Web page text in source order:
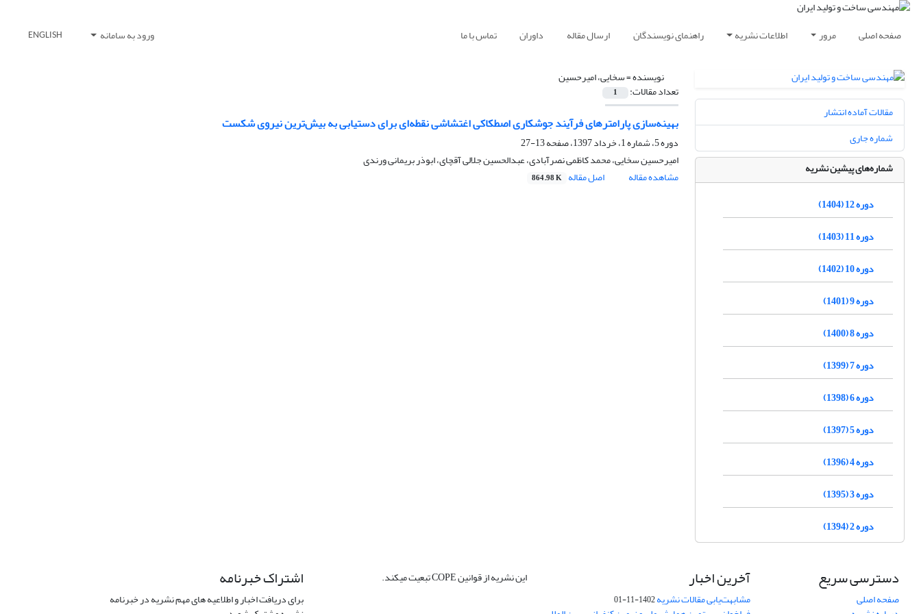
صفحه اصلی مرور اطلاعات نشریه راهنمای نویسندگان ارسال مقاله داوران تماس با ما ورود به سامانه ENGLISH
نویسنده =سخایی، امیرحسین
تعداد مقالات: 1
بهینه‌سازی پارامترهای فرآیند جوشکاری اصطکاکی اغتشاشی نقطه‌ای برای دستیابی به بیش‌ترین نیروی شکست
دوره 5، شماره 1، خرداد 1397، صفحه
13-27
امیرحسین سخایی، محمد کاظمی نصرآبادی، عبدالحسین جلالی آقچای، ابوذر بریمانی ورندی
مشاهده مقاله
اصل مقاله 864.98 K
مقالات آماده انتشار
شماره جاری
شماره‌های پیشین نشریه
دوره 12 (1404)
دوره 11 (1403)
دوره 10 (1402)
دوره 9 (1401)
دوره 8 (1400)
دوره 7 (1399)
دوره 6 (1398)
دوره 5 (1397)
دوره 4 (1396)
دوره 3 (1395)
دوره 2 (1394)
دسترسی سریع
صفحه اصلی
آخرین اخبار
مشابهت‌یابی مقالات نشریه1402-11-01
این نشریه از قوانین COPE تبعیت میکند. اشتراک خبرنامه
برای دریافت اخبار و اطلاعیه های مهم نشریه در خبرنامه